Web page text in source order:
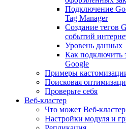
Подключение
Tag Manager
Создание тегов
событий
Уровень данных
Как подключить
Google
Примеры
Поисковая
Проверьте себя
Веб-кластер
Что может Веб-кластер
Настройки модуля и